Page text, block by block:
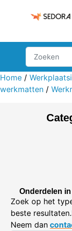
Home /
werkmatten /
Onderdelen
Zoek op het
beste
Neem dan